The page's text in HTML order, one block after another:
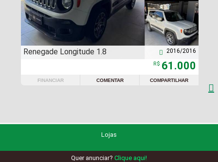
Renegade Longitude 1.8 2016/2016

R$ 61.000
FINANCIAR COMENTAR COMPARTILHAR

Lojas
Quer anunciar? Clique aqui!